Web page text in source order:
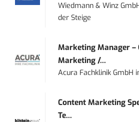
Wiedmann & Winz
der Steige
Marketing Manager –
Marketing /...
Acura Fachklinik GmbH
Content Marketing
Te...